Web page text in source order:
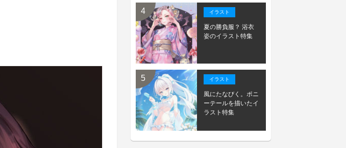
イラスト
夏の勝負服？ 浴衣
姿のイラスト特集
イラスト
風にたなびく。ポニ
ーテールを描いたイ
ラスト特集